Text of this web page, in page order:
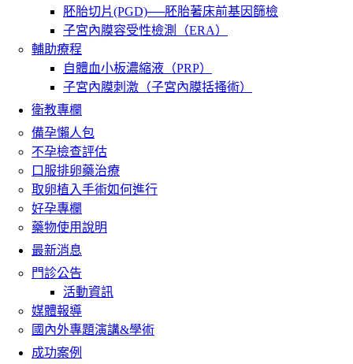
胚胎切片(PGD)──胚胎著床前基因篩檢
子宮內膜容受性檢測（ERA）
輔助療程
自體血小板濃縮液（PRP）
子宮內膜刺激（子宮內膜括搔術）
衛教專欄
備孕懶人包
不孕檢查評估
口服排卵藥治療
取卵植入手術如何進行
好孕專欄
藥物使用說明
最新消息
門診公告
活動資訊
媒體報導
國內外專題演講&學術
成功案例